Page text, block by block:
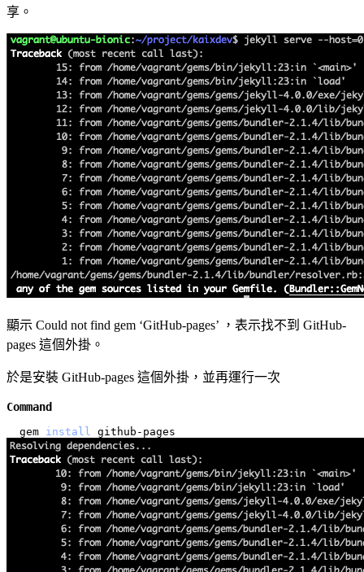
享。
顯示 Could not find gem ‘GitHub-pages’ ，表示找不到 GitHub-
pages 這個外掛。
於是安裝 GitHub-pages 這個外掛，並再運行一次
Command
gem install